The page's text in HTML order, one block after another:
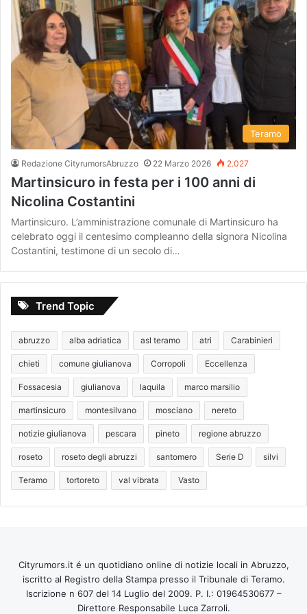
Teramo
Redazione CityrumorsAbruzzo 22 Marzo 2026 2.027
Martinsicuro in festa per i 100 anni di
Nicolina Costantini
Martinsicuro. L’amministrazione comunale di Martinsicuro ha
celebrato oggi il centesimo compleanno della signora Nicolina
Costantini, testimone di un secolo di…
Trend Topic
abruzzo alba adriatica asl teramo atri Carabinieri
chieti comune giulianova Corropoli Eccellenza
Fossacesia giulianova laquila marco marsilio
martinsicuro montesilvano mosciano nereto
notizie giulianova pescara pineto regione abruzzo
roseto roseto degli abruzzi santomero Serie D silvi
Teramo tortoreto val vibrata Vasto
Cityrumors.it é un quotidiano online di notizie locali in Abruzzo,
iscritto al Registro della Stampa presso il Tribunale di Teramo.
Iscrizione n 607 del 14 Luglio del 2009. P. I.: 01964530677 –
Direttore Responsabile Luca Zarroli.